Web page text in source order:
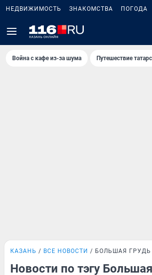
НЕДВИЖИМОСТЬ ЗНАКОМСТВА ПОГОДА
Война с кафе из-за шума Путешествие
КАЗАНЬ ВСЕ НОВОСТИ БОЛЬШАЯ ГРУДЬ
Новости по тэгу